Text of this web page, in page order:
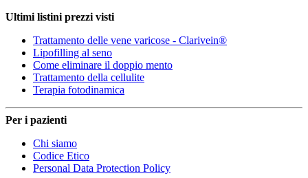
Ultimi listini prezzi visti
Trattamento delle vene varicose - Clarivein®
Lipofilling al seno
Come eliminare il doppio mento
Trattamento della cellulite
Terapia fotodinamica
Per i pazienti
Chi siamo
Codice Etico
Personal Data Protection Policy